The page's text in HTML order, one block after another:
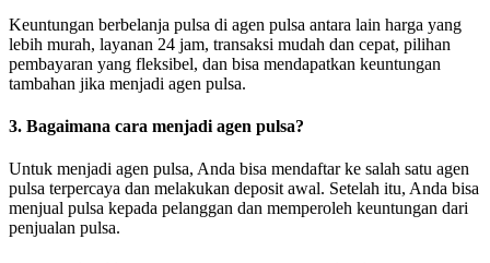
Keuntungan berbelanja pulsa di agen pulsa antara lain harga yang
lebih murah, layanan 24 jam, transaksi mudah dan cepat, pilihan
pembayaran yang fleksibel, dan bisa mendapatkan keuntungan
tambahan jika menjadi agen pulsa.
3. Bagaimana cara menjadi agen pulsa?
Untuk menjadi agen pulsa, Anda bisa mendaftar ke salah satu agen
pulsa terpercaya dan melakukan deposit awal. Setelah itu, Anda bisa
menjual pulsa kepada pelanggan dan memperoleh keuntungan dari
penjualan pulsa.